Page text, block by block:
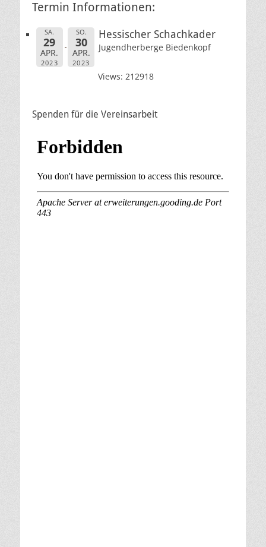
Termin Informationen:
SA.
29
APR.
2023
SO.
30
APR.
2023
Hessischer Schachkader
Jugendherberge Biedenkopf
Views: 212918
Spenden für die Vereinsarbeit